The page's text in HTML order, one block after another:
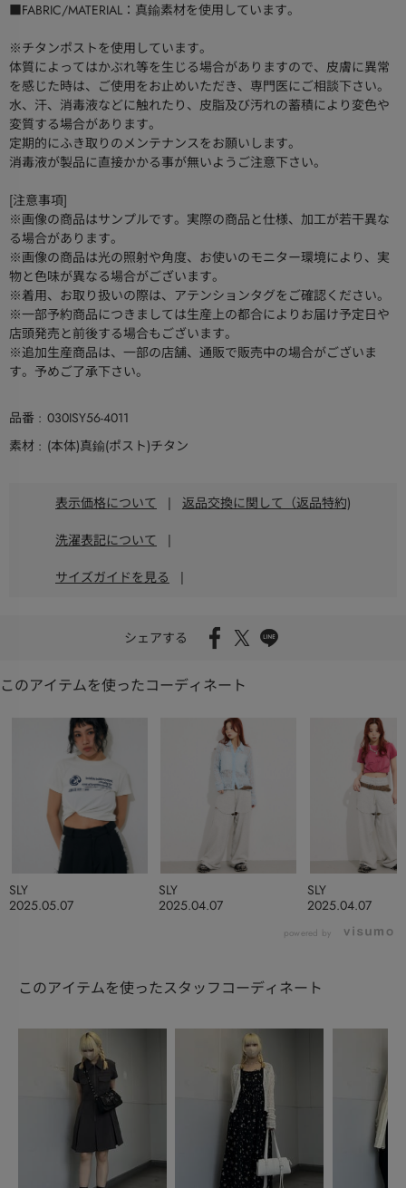
■FABRIC/MATERIAL：真鍮素材を使用しています。
※チタンポストを使用しています。
体質によってはかぶれ等を生じる場合がありますので、皮膚に異常
を感じた時は、ご使用をお止めいただき、専門医にご相談下さい。
水、汗、消毒液などに触れたり、皮脂及び汚れの蓄積により変色や
変質する場合があります。
定期的にふき取りのメンテナンスをお願いします。
消毒液が製品に直接かかる事が無いようご注意下さい。
[注意事項]
※画像の商品はサンプルです。実際の商品と仕様、加工が若干異な
る場合があります。
※画像の商品は光の照射や角度、お使いのモニター環境により、実
物と色味が異なる場合がございます。
※着用、お取り扱いの際は、アテンションタグをご確認ください。
※一部予約商品につきましては生産上の都合によりお届け予定日や
店頭発売と前後する場合もございます。
※追加生産商品は、一部の店舗、通販で販売中の場合がございま
す。予めご了承下さい。
品番
030ISY56-4011
素材
(本体)真鍮(ポスト)チタン
表示価格について | 返品交換に関して（返品特約)
洗濯表記について |
サイズガイドを見る |
シェアする
このアイテムを使ったコーディネート
2025.05.07
SLY
2025.04.07
SLY
2025.04.07
SLY
powered by
このアイテムを使ったスタッフコーディネート